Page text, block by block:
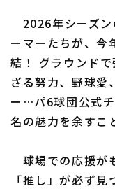
ファーム西地区
交流戦
北海道日
東北楽天
埼玉西武
千葉ロッテ
福岡ソフ
設定
2026年シーズン
ーマーたちが、今
結！ グラウンド
ざる努力、野球愛
ー…パ6球団公式
名の魅力を余すこ
球場での応援が
「推し」が必ず